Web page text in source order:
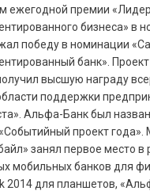
ежегодной премии «Лидер
бизнеса» в
победу в номинации
банк».
высшую награду
поддержки
Альфа-Банк был
проект года».
занял первое место в
мобильных банков для
2014 для планшетов,